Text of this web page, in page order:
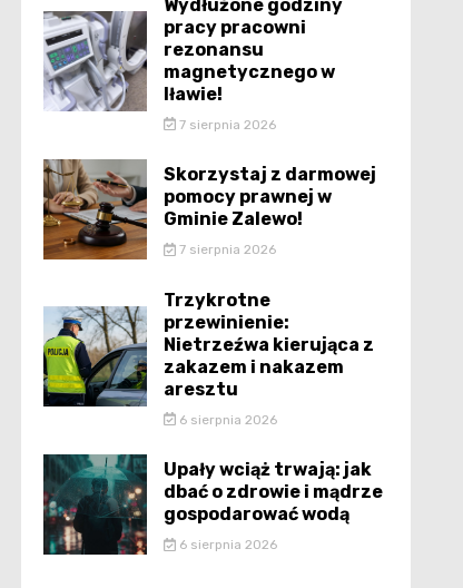
Wydłużone godziny
pracy pracowni
rezonansu
magnetycznego w
Iławie!
7 sierpnia 2026
Skorzystaj z darmowej
pomocy prawnej w
Gminie Zalewo!
7 sierpnia 2026
Trzykrotne
przewinienie:
Nietrzeźwa kierująca z
zakazem i nakazem
aresztu
6 sierpnia 2026
Upały wciąż trwają: jak
dbać o zdrowie i mądrze
gospodarować wodą
6 sierpnia 2026